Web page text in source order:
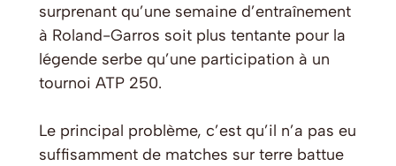
surprenant qu’une semaine d’entraînement
à Roland-Garros soit plus tentante pour la
légende serbe qu’une participation à un
tournoi ATP 250.
Le principal problème, c’est qu’il n’a pas eu
suffisamment de matches sur terre battue